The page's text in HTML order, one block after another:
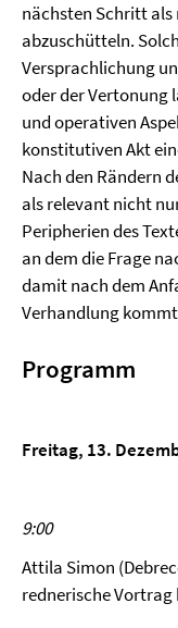
nächsten Schritt
abzuschütteln.
Versprachlichung
oder der Vertonung
und operativen
konstitutiven Akt
Nach den Rändern
als relevant nicht
Peripherien des
an dem die Frage
damit nach dem
Verhandlung
Programm
Freitag, 13.
9:00
Attila Simon
rednerische Vortrag